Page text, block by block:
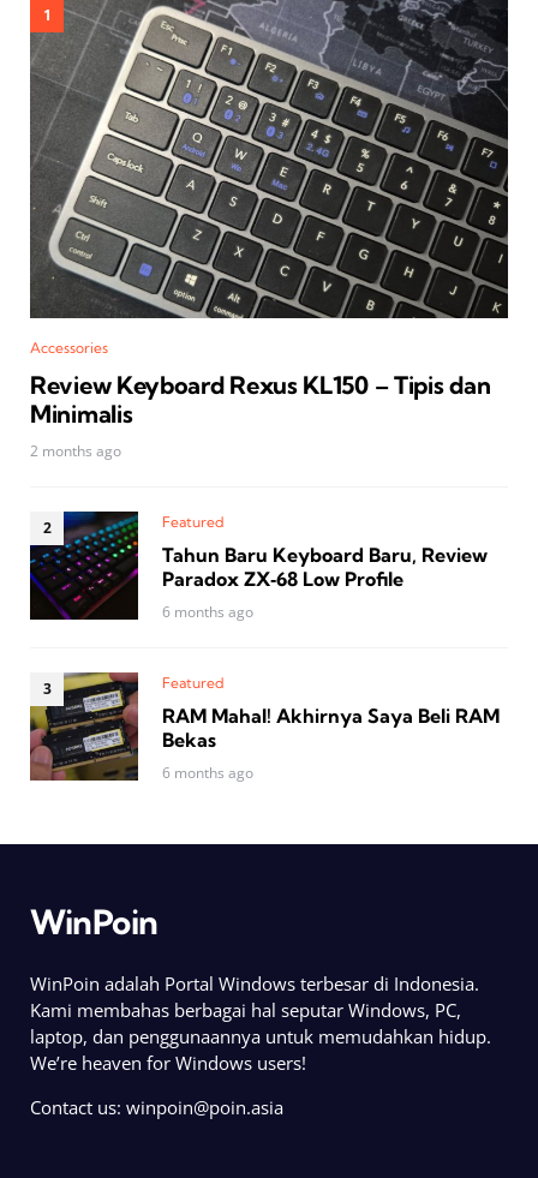
Accessories
Review Keyboard Rexus KL150 – Tipis dan
Minimalis
2 months ago
Featured
Tahun Baru Keyboard Baru, Review
Paradox ZX‑68 Low Profile
6 months ago
Featured
RAM Mahal! Akhirnya Saya Beli RAM
Bekas
6 months ago
WinPoin
WinPoin adalah Portal Windows terbesar di Indonesia.
Kami membahas berbagai hal seputar Windows, PC,
laptop, dan penggunaannya untuk memudahkan hidup.
We’re heaven for Windows users!
Contact us: winpoin@poin.asia